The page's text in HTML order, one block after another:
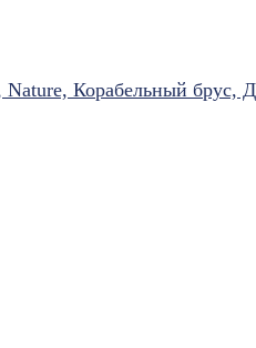
Корабельный брус,